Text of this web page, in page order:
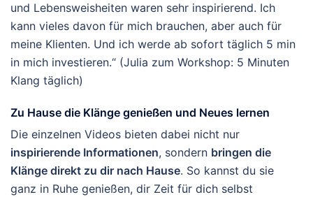
und Lebensweisheiten waren sehr inspirierend. Ich
kann vieles davon für mich brauchen, aber auch für
meine Klienten. Und ich werde ab sofort täglich 5 min
in mich investieren.“ (Julia zum Workshop: 5 Minuten
Klang täglich)
Zu Hause die Klänge genießen und Neues lernen
Die einzelnen Videos bieten dabei nicht nur
inspirierende Informationen, sondern bringen die
Klänge direkt zu dir nach Hause. So kannst du sie
ganz in Ruhe genießen, dir Zeit für dich selbst